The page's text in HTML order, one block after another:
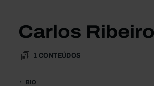
Carlos Ribeiro
1 CONTEÚDOS
BIO